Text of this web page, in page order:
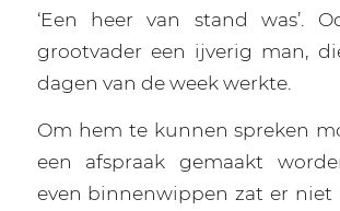
‘Een heer van stand was’.
grootvader een ijverig man,
dagen van de week werkte.
Om hem te kunnen spreken
een afspraak gemaakt
even binnenwippen zat er niet